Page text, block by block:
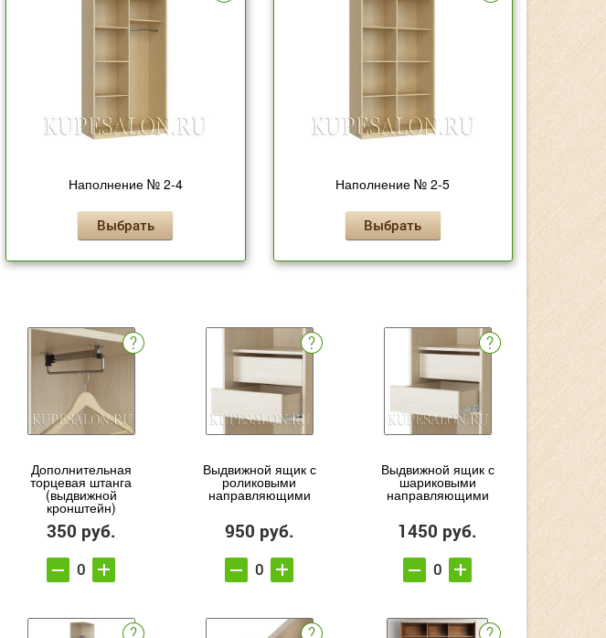
Наполнение № 2-4
Выбрать
Наполнение № 2-5
Выбрать
Дополнительная
торцевая штанга
(выдвижной
кронштейн)
350 руб.
Выдвижной ящик с
роликовыми
направляющими
950 руб.
Выдвижной ящик с
шариковыми
направляющими
1450 руб.